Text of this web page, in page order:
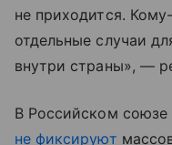
не приходится.
отдельные случаи
внутри страны», —
В Российском союзе
не фиксируют